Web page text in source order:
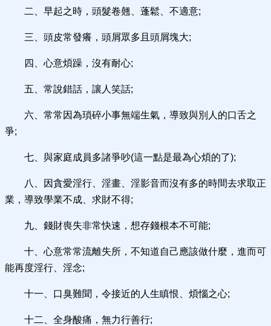
二、早起之時，頭髮卷翹、蓬鬆、不適意;
三、頭皮常發癢，頭屑眾多且頭屑塊大;
四、心意煩躁，沒有耐心;
五、常說錯話，讓人笑話;
六、常常因為瑣碎小事無端生氣，導致與別人的口舌之
爭;
七、與家庭成員多諸爭吵(這一點是最為心煩的了);
八、因貪愛淫行、淫畫、淫影音而沒有多的時間去求取正
業，導致學業不成、求財不得;
九、錢財喪失非常快速，想存錢根本不可能;
十、心意常常流離失所，不知道自己應該做什麼，進而可
能再度淫行、淫念;
十一、口臭難聞，令接近的人生瞋恨、煩惱之心;
十二、全身酸痛，無力行善行;